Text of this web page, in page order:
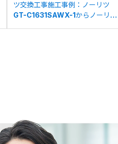
ツ交換工事施工事例：ノーリツ
GT-C1631SAWX-1からノーリツ